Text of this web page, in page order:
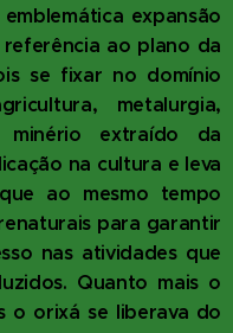
expansão
ao plano da
se fixar no domínio
metalurgia,
extraído da
na cultura e leva
ao mesmo tempo
para garantir
nas atividades que
Quanto mais o
o orixá se liberava do